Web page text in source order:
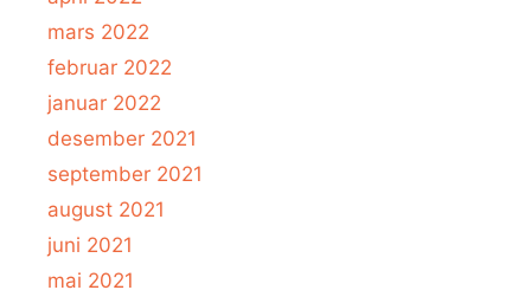
mars 2022
februar 2022
januar 2022
desember 2021
september 2021
august 2021
juni 2021
mai 2021